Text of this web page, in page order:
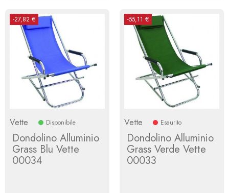
-27,82 €
Vette Disponibile
Dondolino Alluminio
Grass Blu Vette
00034
-55,11 €
Vette Esaurito
Dondolino Alluminio
Grass Verde Vette
00033